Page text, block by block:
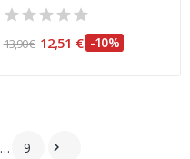
13,90 € 12,51 € -10%
… 9 